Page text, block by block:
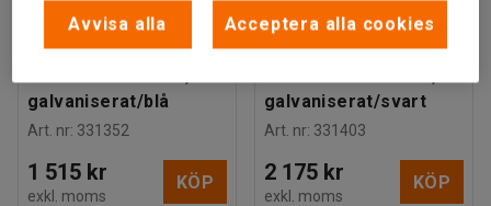
Hyllställ, grundsektion,
4 plasthyllplan,
galvaniserat/blå
Art. nr: 331352
1 515 kr
exkl. moms
KÖP
Hyllställ, grundsektion,
4 plasthyllplan,
galvaniserat/svart
Art. nr: 331403
2 175 kr
exkl. moms
KÖP
Avvisa alla Acceptera alla cookies